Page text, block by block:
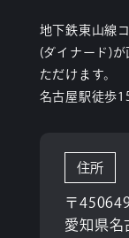
地下鉄東山線
(ダイナード)
ただけます。
名古屋駅徒歩
住所
〒
愛知県